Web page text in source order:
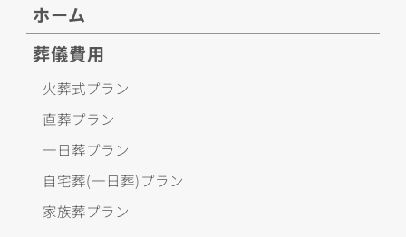
ホーム
葬儀費用
火葬式プラン
直葬プラン
一日葬プラン
自宅葬(一日葬)プラン
家族葬プラン